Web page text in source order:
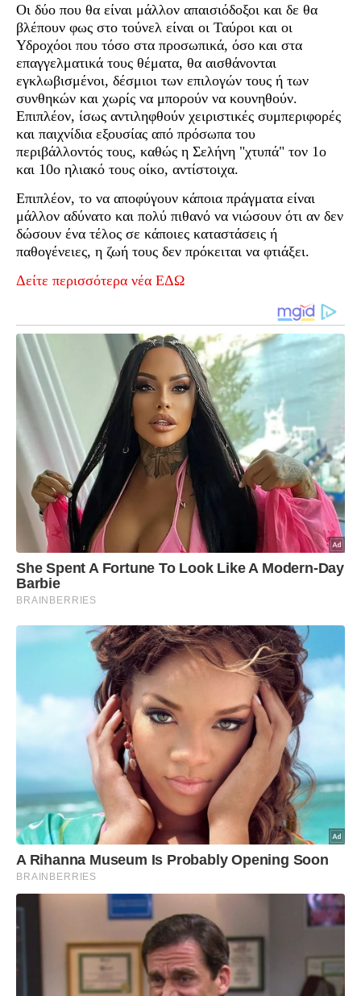
Οι δύο που θα είναι μάλλον απαισιόδοξοι και δε θα
βλέπουν φως στο τούνελ είναι οι Ταύροι και οι
Υδροχόοι που τόσο στα προσωπικά, όσο και στα
επαγγελματικά τους θέματα, θα αισθάνονται
εγκλωβισμένοι, δέσμιοι των επιλογών τους ή των
συνθηκών και χωρίς να μπορούν να κουνηθούν.
Επιπλέον, ίσως αντιληφθούν χειριστικές συμπεριφορές
και παιχνίδια εξουσίας από πρόσωπα του
περιβάλλοντός τους, καθώς η Σελήνη "χτυπά" τον 1ο
και 10ο ηλιακό τους οίκο, αντίστοιχα.
Επιπλέον, το να αποφύγουν κάποια πράγματα είναι
μάλλον αδύνατο και πολύ πιθανό να νιώσουν ότι αν δεν
δώσουν ένα τέλος σε κάποιες καταστάσεις ή
παθογένειες, η ζωή τους δεν πρόκειται να φτιάξει.
Δείτε περισσότερα νέα ΕΔΩ